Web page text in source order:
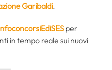
Garibaldi.
per
in tempo reale sui nuovi